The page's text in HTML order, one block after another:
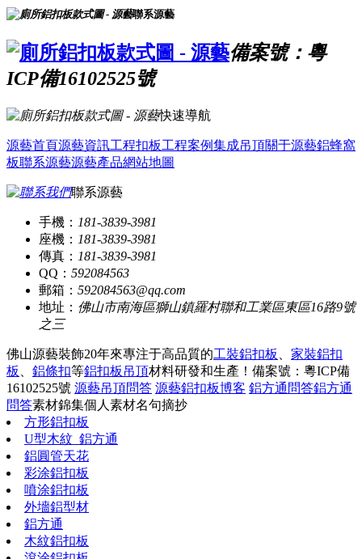
聯系源藝
備案號：粵
ICP備16102525號
快速導航
源藝首頁源藝資訊工程扣板工程案例集成吊頂關于源藝鋁蜂窩
板聯系源藝源藝產品網站地圖
聯系源藝
手機： 181-3839-3981
座機： 181-3839-3981
傳真： 181-3839-3981
QQ： 592084563
郵箱： 592084563@qq.com
地址： 佛山市南海區獅山鎮羅村聯和工業區東區16路9號
之三
佛山源藝裝飾20年來專注于高品質的工裝鋁扣板
家裝鋁扣
板
鋁條扣等鋁扣板吊頂材料研發和生產！ 備案號：粵ICP備
16102525號 源藝吊頂問答 源藝鋁扣板博客 鋁方通問答鋁方通
問答素材錦集個人素材名句摘抄
方形鋁扣板
U型木紋_鋁方通
鋁圓管天花
彩涂鋁扣板
噴涂鋁扣板
外墻鋁型材
鋁方通
木紋鋁扣板